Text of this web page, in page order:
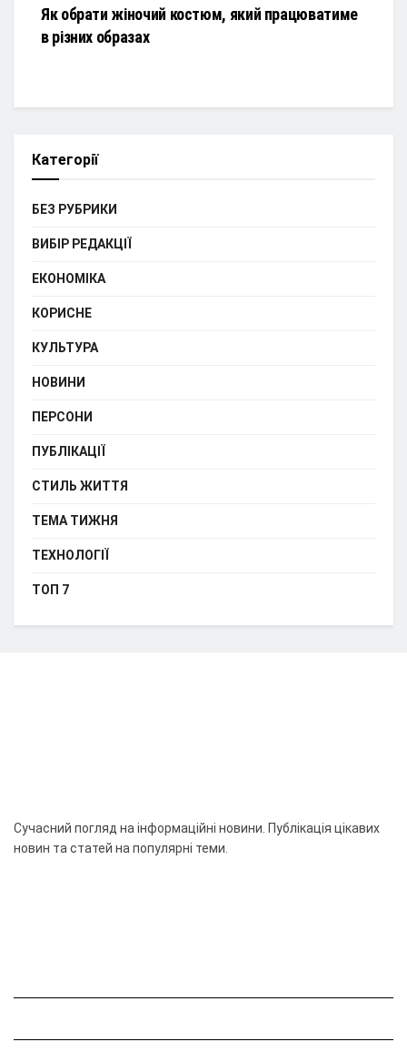
Як обрати жіночий костюм, який працюватиме
в різних образах
Категорії
БЕЗ РУБРИКИ
ВИБІР РЕДАКЦІЇ
ЕКОНОМІКА
КОРИСНЕ
КУЛЬТУРА
НОВИНИ
ПЕРСОНИ
ПУБЛІКАЦІЇ
СТИЛЬ ЖИТТЯ
ТЕМА ТИЖНЯ
ТЕХНОЛОГІЇ
ТОП 7
Сучасний погляд на інформаційні новини. Публікація цікавих
новин та статей на популярні теми.